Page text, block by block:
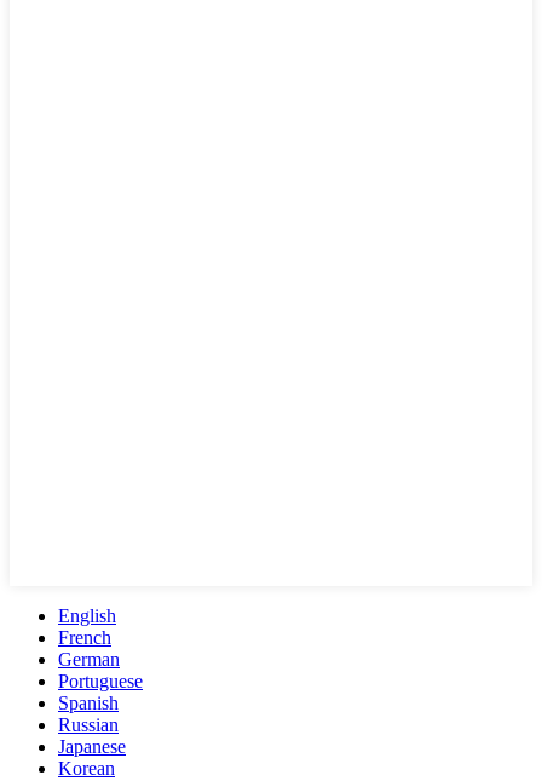
English
French
German
Portuguese
Spanish
Russian
Japanese
Korean